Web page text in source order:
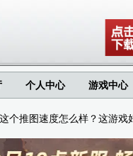
个人中心 游戏中心
个推图速度怎么样？这游戏